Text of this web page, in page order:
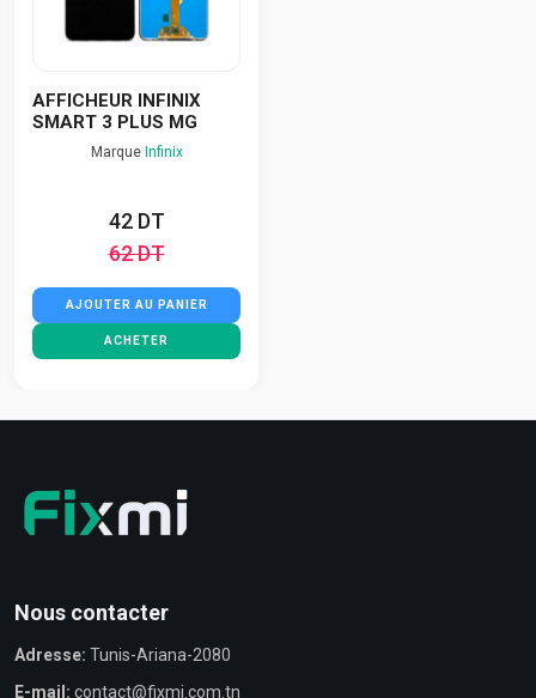
AFFICHEUR INFINIX
SMART 3 PLUS MG
Marque Infinix
42 DT
62 DT
AJOUTER AU PANIER
ACHETER
Nous contacter
Adresse: Tunis-Ariana-2080
E-mail: contact@fixmi.com.tn